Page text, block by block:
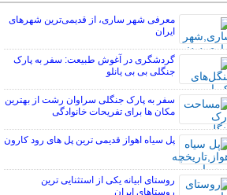
معرفی شهر ساری، از قدیمی‌ترین شهرهای
ایران
گردشگری در آغوش طبیعت: سفر به پارک
جنگلی بی بی یانلو
سفر به پارک جنگلی سراوان رشت از بهترین
مکان ها برای تفریحات خانوادگی
پل سیاه اهواز قدیمی ترین پل های رود کارون
روستای ابیانه یکی از استثنایی ‏ترین
روستاهای ایران